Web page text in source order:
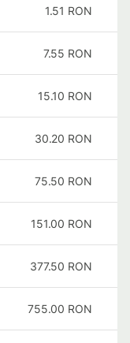
1.51 RON
7.55 RON
15.10 RON
30.20 RON
75.50 RON
151.00 RON
377.50 RON
755.00 RON